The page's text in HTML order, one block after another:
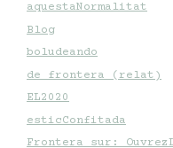
aquestaNormalitat
Blog
boludeando
de frontera (relat)
EL2020
esticConfitada
Frontera sur: